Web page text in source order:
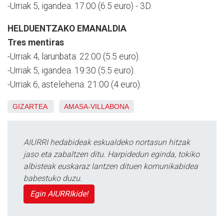
-Urriak 5, igandea. 17:00 (6.5 euro) - 3D.
HELDUENTZAKO EMANALDIA
Tres mentiras
-Urriak 4, larunbata. 22:00 (5.5 euro).
-Urriak 5, igandea. 19:30 (5.5 euro).
-Urriak 6, astelehena. 21:00 (4 euro).
GIZARTEA AMASA-VILLABONA
AIURRI hedabideak eskualdeko nortasun hitzak
jaso eta zabaltzen ditu. Harpidedun eginda, tokiko
albisteak euskaraz lantzen dituen komunikabidea
babestuko duzu.
Egin AIURRIkide!